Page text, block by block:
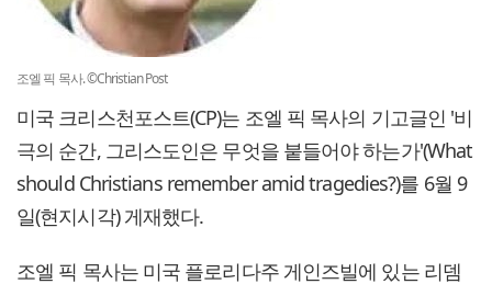
조엘 픽 목사. ©Christian Post
미국 크리스천포스트(CP)는 조엘 픽 목사의 기고글인 '비
극의 순간, 그리스도인은 무엇을 붙들어야 하는가'(What
should Christians remember amid tragedies?)를 6월 9
일(현지시각) 게재했다.
조엘 픽 목사는 미국 플로리다주 게인즈빌에 있는 리뎀